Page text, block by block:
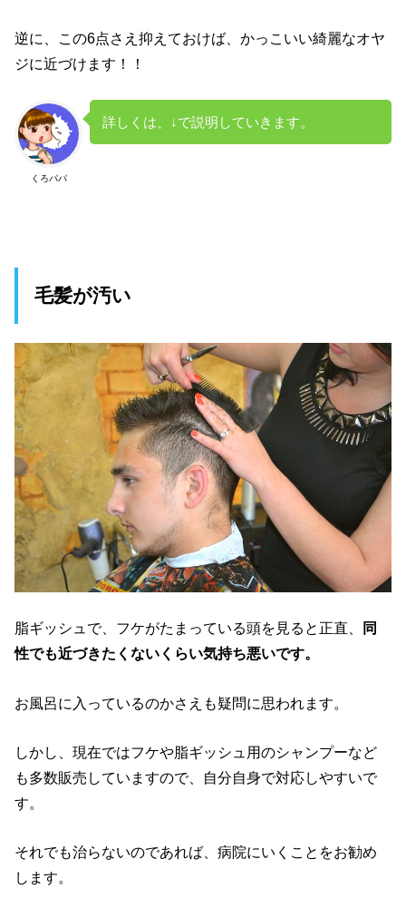
逆に、この6点さえ抑えておけば、かっこいい綺麗なオヤ
ジに近づけます！！
くろパパ
詳しくは、↓で説明していきます。
毛髪が汚い
脂ギッシュで、フケがたまっている頭を見ると正直、
同
性でも近づきたくないくらい気持ち悪いです。
お風呂に入っているのかさえも疑問に思われます。
しかし、現在ではフケや脂ギッシュ用のシャンプーなど
も多数販売していますので、自分自身で対応しやすいで
す。
それでも治らないのであれば、病院にいくことをお勧め
します。